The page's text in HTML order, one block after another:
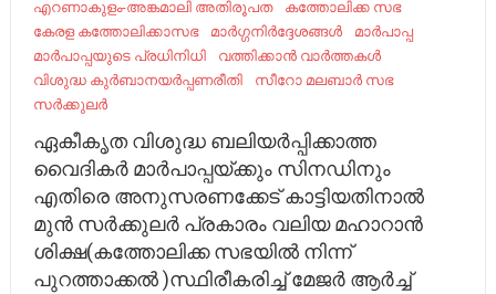
എറണാകുളം-അങ്കമാലി അതിരൂപത
കത്തോലിക്ക സഭ
കേരള കത്തോലിക്കാസഭ
മാർഗ്ഗനിർദ്ദേശങ്ങൾ
മാർപാപ്പ
മാർപാപ്പയുടെ പ്രധിനിധി
വത്തിക്കാൻ വാർത്തകൾ
വിശുദ്ധ കുർബാനയർപ്പണരീതി
സീറോ മലബാർ സഭ
സർക്കുലർ
ഏകീകൃത വിശുദ്ധ ബലിയർപ്പിക്കാത്ത
വൈദികർ മാർപാപ്പയ്ക്കും സിനഡിനും
എതിരെ അനുസരണക്കേട് കാട്ടിയതിനാൽ
മുൻ സർക്കുലർ പ്രകാരം വലിയ മഹാറാൻ
ശിക്ഷ(കത്തോലിക്ക സഭയിൽ നിന്ന്
പുറത്താക്കൽ )സ്ഥിരീകരിച്ച് മേജർ ആർച്ച്